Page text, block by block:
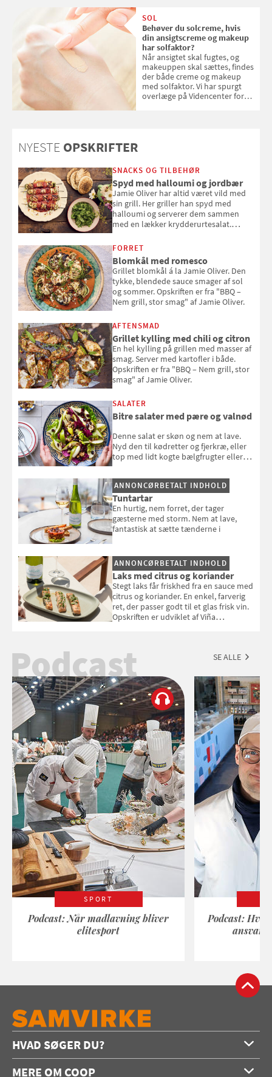
SOL
Behøver du solcreme, hvis
din ansigtscreme og makeup
har solfaktor?
Når ansigtet skal fugtes, og
makeuppen skal sættes, findes
der både creme og makeup
med solfaktor. Vi har spurgt
overlæge på Videncenter for
NYESTE OPSKRIFTER
SNACKS OG TILBEHØR
Spyd med halloumi og jordbær
Jamie Oliver har altid været vild med
sin grill. Her griller han spyd med
halloumi og serverer dem sammen
med en lækker krydderurtesalat.
smag" af Jamie Oliver.
FORRET
Blomkål med romesco
Grillet blomkål á la Jamie Oliver. Den
tykke, blendede sauce smager af sol
og sommer. Opskriften er fra "BBQ –
Nem grill, stor smag" af Jamie Oliver.
AFTENSMAD
Grillet kylling med chili og citron
En hel kylling på grillen med masser af
smag. Server med kartofler i både.
Opskriften er fra "BBQ – Nem grill, stor
smag" af Jamie Oliver.
SALATER
Bitre salater med pære og valnød
Denne salat er skøn og nem at lave.
Nyd den til kødretter og fjerkræ, eller
top med lidt kogte bælgfrugter eller
selvstændigt måltid. Opskriften er fra
Louisa Lorangs kogebog "Salat".
ANNONCØRBETALT INDHOLD
Tuntartar
En hurtig, nem forret, der tager
gæsterne med storm. Nem at lave,
fantastisk at sætte tænderne i
ANNONCØRBETALT INDHOLD
Laks med citrus og koriander
Stegt laks får friskhed fra en sauce med
citrus og koriander. En enkel, farverig
ret, der passer godt til et glas frisk vin.
Opskriften er udviklet af Viña
Podcast SE ALLE
SPORT
Podcast: Når madlavning bliver
elitesport
Podcast:
HVAD SØGER DU?
MERE OM COOP